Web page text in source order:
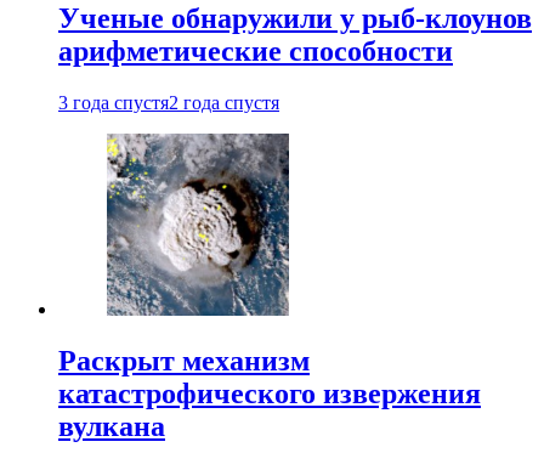
Ученые обнаружили у рыб-клоунов
арифметические способности
3 года спустя2 года спустя
Раскрыт механизм
катастрофического извержения
вулкана